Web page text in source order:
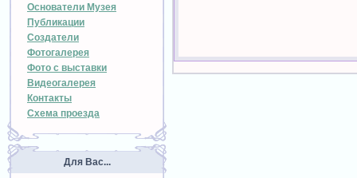
Основатели Музея
Публикации
Создатели
Фотогалерея
Фото с выставки
Видеогалерея
Контакты
Схема проезда
Для Вас...